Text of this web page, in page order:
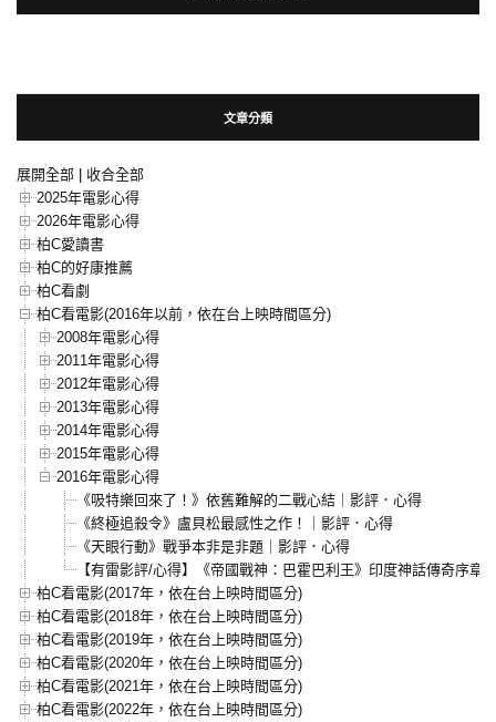
文章分類
展開全部 | 收合全部
2025年電影心得
2026年電影心得
柏C愛讀書
柏C的好康推薦
柏C看劇
柏C看電影(2016年以前，依在台上映時間區分)
2008年電影心得
2011年電影心得
2012年電影心得
2013年電影心得
2014年電影心得
2015年電影心得
2016年電影心得
《吸特樂回來了！》依舊難解的二戰心結｜影評．心得
《終極追殺令》盧貝松最感性之作！｜影評．心得
《天眼行動》戰爭本非是非題｜影評．心得
【有雷影評/心得】《帝國戰神：巴霍巴利王》印度神話傳奇序章
柏C看電影(2017年，依在台上映時間區分)
柏C看電影(2018年，依在台上映時間區分)
柏C看電影(2019年，依在台上映時間區分)
柏C看電影(2020年，依在台上映時間區分)
柏C看電影(2021年，依在台上映時間區分)
柏C看電影(2022年，依在台上映時間區分)